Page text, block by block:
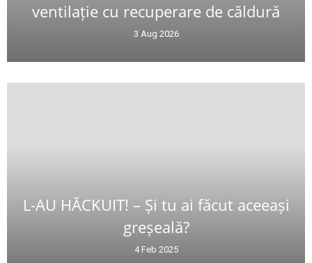
ventilație cu recuperare de căldură
3 Aug 2026
L-AU HĂCKUIT! – Și tu ai făcut aceeași
greșeală?
4 Feb 2025